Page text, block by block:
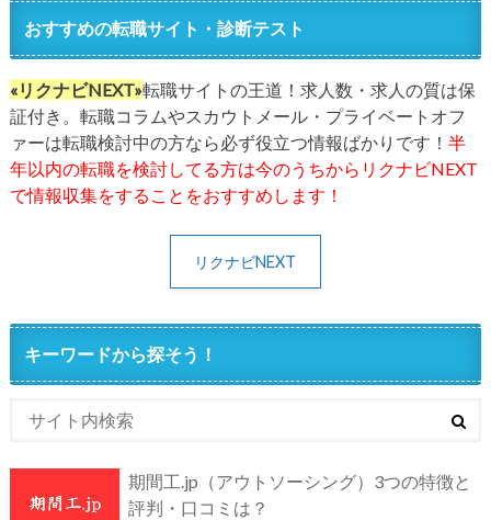
おすすめの転職サイト・診断テスト
«リクナビNEXT»転職サイトの王道！求人数・求人の質は保
証付き。転職コラムやスカウトメール・プライベートオフ
ァーは転職検討中の方なら必ず役立つ情報ばかりです！ 半
年以内の転職を検討してる方は今のうちからリクナビNEXT
で情報収集をすることをおすすめします！
リクナビNEXT
キーワードから探そう！
期間工.jp（アウトソーシング）3つの特徴と
評判・口コミは？